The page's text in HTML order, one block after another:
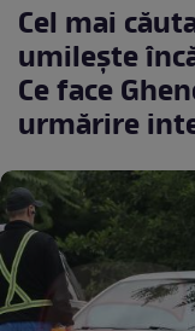
Cel mai
umileşte
Ce face
urmărire